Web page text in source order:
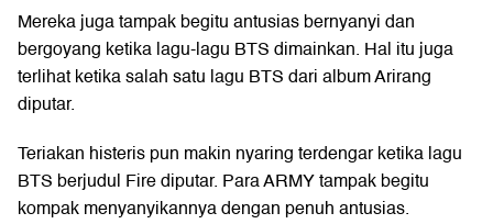
Mereka juga tampak begitu antusias bernyanyi dan
bergoyang ketika lagu-lagu BTS dimainkan. Hal itu juga
terlihat ketika salah satu lagu BTS dari album Arirang
diputar.
Teriakan histeris pun makin nyaring terdengar ketika lagu
BTS berjudul Fire diputar. Para ARMY tampak begitu
kompak menyanyikannya dengan penuh antusias.